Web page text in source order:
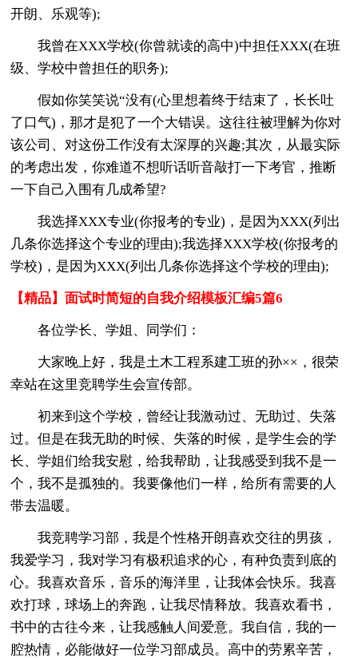
开朗、乐观等);
我曾在XXX学校(你曾就读的高中)中担任XXX(在班
级、学校中曾担任的职务);
假如你笑笑说“没有(心里想着终于结束了，长长吐
了口气)，那才是犯了一个大错误。这往往被理解为你对
该公司、对这份工作没有太深厚的兴趣;其次，从最实际
的考虑出发，你难道不想听话听音敲打一下考官，推断
一下自己入围有几成希望?
我选择XXX专业(你报考的专业)，是因为XXX(列出
几条你选择这个专业的理由);我选择XXX学校(你报考的
学校)，是因为XXX(列出几条你选择这个学校的理由);
【精品】面试时简短的自我介绍模板汇编5篇6
各位学长、学姐、同学们：
大家晚上好，我是土木工程系建工班的孙××，很荣
幸站在这里竞聘学生会宣传部。
初来到这个学校，曾经让我激动过、无助过、失落
过。但是在我无助的时候、失落的时候，是学生会的学
长、学姐们给我安慰，给我帮助，让我感受到我不是一
个，我不是孤独的。我要像他们一样，给所有需要的人
带去温暖。
我竞聘学习部，我是个性格开朗喜欢交往的男孩，
我爱学习，我对学习有极积追求的心，有种负责到底的
心。我喜欢音乐，音乐的海洋里，让我体会快乐。我喜
欢打球，球场上的奔跑，让我尽情释放。我喜欢看书，
书中的古往今来，让我感触人间爱意。我自信，我的一
腔热情，必能做好一位学习部成员。高中的劳累辛苦，